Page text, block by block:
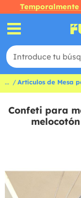
... Artículos de Mesa
Confeti para